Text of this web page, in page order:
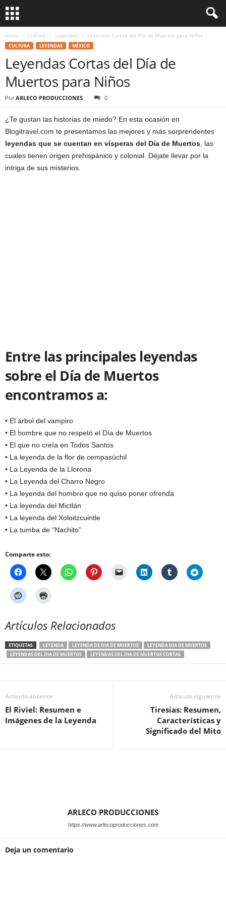
Inicio Cultura Leyendas Leyendas Cortas del Día de Muertos para Niños
CULTURA LEYENDAS MÉXICO
Leyendas Cortas del Día de
Muertos para Niños
Por ARLECO PRODUCCIONES 0
¿Te gustan las historias de miedo? En esta ocasión en
Blogitravel.com te presentamos las mejores y más sorprendentes
leyendas que se cuentan en vísperas del Día de Muertos , las
cuales tienen origen prehispánico y colonial. Déjate llevar por la
intriga de sus misterios.
Entre las principales leyendas
sobre el Día de Muertos
encontramos a:
• El árbol del vampiro
• El hombre que no respetó el Día de Muertos
• El que no creía en Todos Santos
• La leyenda de la flor de cempasúchil
• La Leyenda de la Llorona
• La Leyenda del Charro Negro
• La leyenda del hombre que no quiso poner ofrenda
• La leyenda del Mictlán
• La leyenda del Xoloitzcuintle
• La tumba de “Nachito”
Comparte esto:
Artículos Relacionados
ETIQUETAS LEYENDA LEYENDA DE DIA DE MUERTOS
LEYENDA DIA DE MUERTOS
LEYENDAS DEL DIA DE MUERTOS
LEYENDAS DEL DIA DE MUERTOS CORTAS
Artículo anterior
El Riviel: Resumen e
Imágenes de la Leyenda
Artículo siguiente
Tiresias: Resumen,
Características y
Significado del Mito
ARLECO PRODUCCIONES
https://www.arlecoproducciones.com
Deja un comentario